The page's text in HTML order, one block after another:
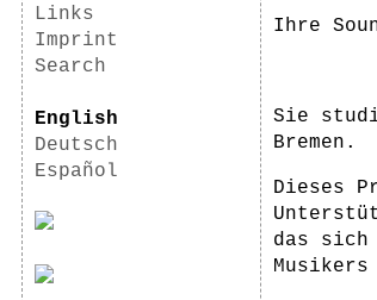
Links
Imprint
Search
English
Deutsch
Español
Ihre
Sie
Bremen.
Dieses
das sich